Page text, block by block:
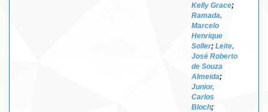
Kelly Grace;
Ramada,
Marcelo
Henrique
Soller; Leite,
José Roberto
de Souza
Almeida;
Junior,
Carlos
Bloch;